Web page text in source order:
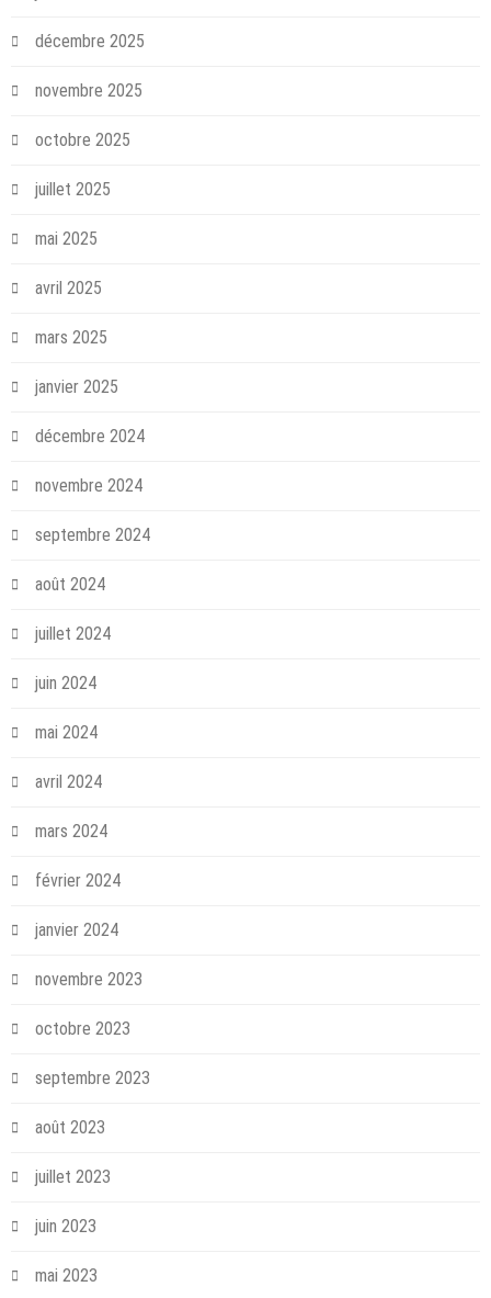
décembre 2025
novembre 2025
octobre 2025
juillet 2025
mai 2025
avril 2025
mars 2025
janvier 2025
décembre 2024
novembre 2024
septembre 2024
août 2024
juillet 2024
juin 2024
mai 2024
avril 2024
mars 2024
février 2024
janvier 2024
novembre 2023
octobre 2023
septembre 2023
août 2023
juillet 2023
juin 2023
mai 2023